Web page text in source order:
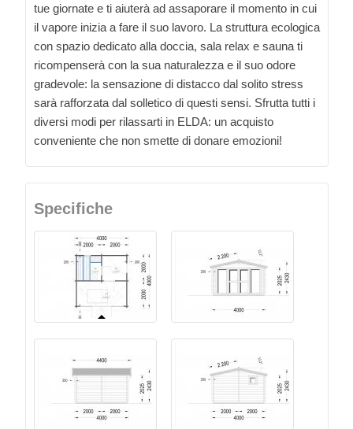
tue giornate e ti aiuterà ad assaporare il momento in cui
il vapore inizia a fare il suo lavoro. La struttura ecologica
con spazio dedicato alla doccia, sala relax e sauna ti
ricompenserà con la sua naturalezza e il suo odore
gradevole: la sensazione di distacco dal solito stress
sarà rafforzata dal solletico di questi sensi. Sfrutta tutti i
diversi modi per rilassarti in ELDA: un acquisto
conveniente che non smette di donare emozioni!
Specifiche